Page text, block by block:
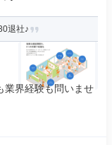
退社♪
業界経験も問いませ